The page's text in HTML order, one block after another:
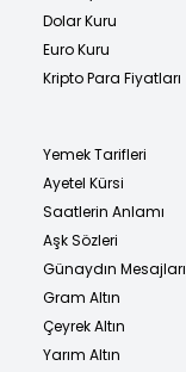
Dolar Kuru
Euro Kuru
Kripto Para Fiyatları
Yemek Tarifleri
Ayetel Kürsi
Saatlerin Anlamı
Aşk Sözleri
Günaydın Mesajları
Gram Altın
Çeyrek Altın
Yarım Altın